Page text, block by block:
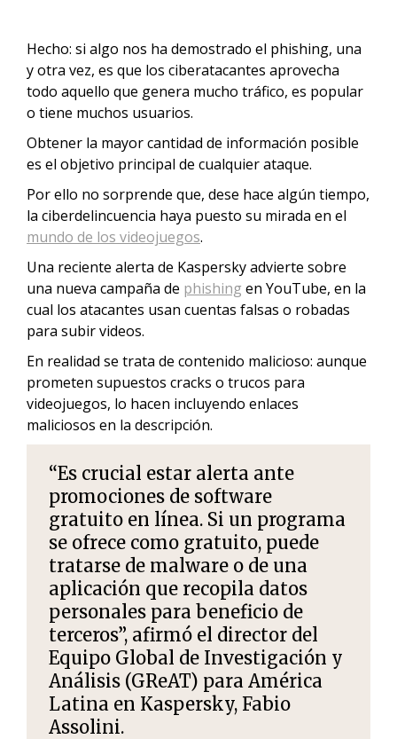
Hecho: si algo nos ha demostrado el phishing, una
y otra vez, es que los ciberatacantes aprovecha
todo aquello que genera mucho tráfico, es popular
o tiene muchos usuarios.
Obtener la mayor cantidad de información posible
es el objetivo principal de cualquier ataque.
Por ello no sorprende que, dese hace algún tiempo,
la ciberdelincuencia haya puesto su mirada en el
mundo de los videojuegos.
Una reciente alerta de Kaspersky advierte sobre
una nueva campaña de phishing en YouTube, en la
cual los atacantes usan cuentas falsas o robadas
para subir videos.
En realidad se trata de contenido malicioso: aunque
prometen supuestos cracks o trucos para
videojuegos, lo hacen incluyendo enlaces
maliciosos en la descripción.
“Es crucial estar alerta ante
promociones de software
gratuito en línea. Si un programa
se ofrece como gratuito, puede
tratarse de malware o de una
aplicación que recopila datos
personales para beneficio de
terceros”, afirmó el director del
Equipo Global de Investigación y
Análisis (GReAT) para América
Latina en Kaspersky, Fabio
Assolini.